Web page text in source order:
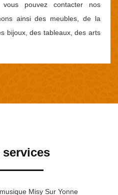
pouvez contacter nos
ainsi des meubles, de la
bijoux, des tableaux, des arts
Misy Sur Yonne